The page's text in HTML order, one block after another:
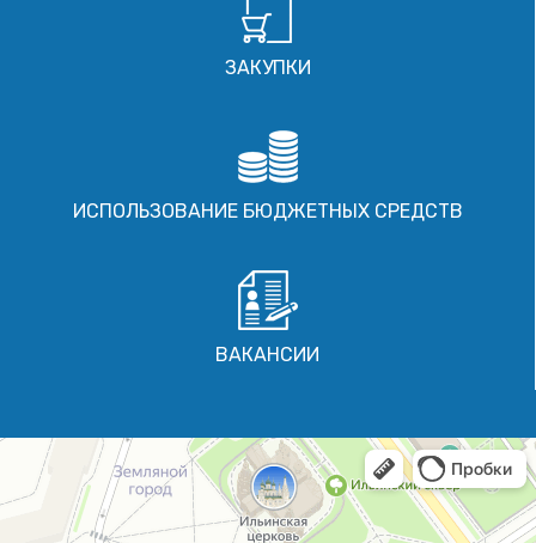
ЗАКУПКИ
ИСПОЛЬЗОВАНИЕ БЮДЖЕТНЫХ СРЕДСТВ
ВАКАНСИИ